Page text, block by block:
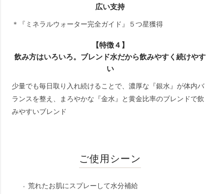
広い支持
＊『ミネラルウォーター完全ガイド』５つ星獲得
【特徴４】
飲み方はいろいろ。ブレンド水だから飲みやすく続けやす
い
少量でも毎日取り入れ続けることで、濃厚な『銀水』が体内バ
ランスを整え、まろやかな『金水』と黄金比率のブレンドで飲
みやすいブレンド
ご使用シーン
荒れたお肌にスプレーして水分補給